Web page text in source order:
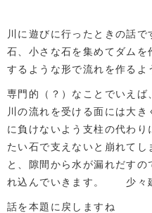
川に遊びに行ったときの話
石、小さな石を集めてダム
するような形で流れを作るよ
専門的（？）なことでいえ
川の流れを受ける面には大
に負けないよう支柱の代わ
たい石で支えないと崩れて
と、隙間から水が漏れだす
れ込んでいきます。 少々
話を本題に戻しますね